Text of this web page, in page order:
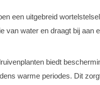
een uitgebreid
van water en draagt bij aan
biedt
warme periodes. Dit